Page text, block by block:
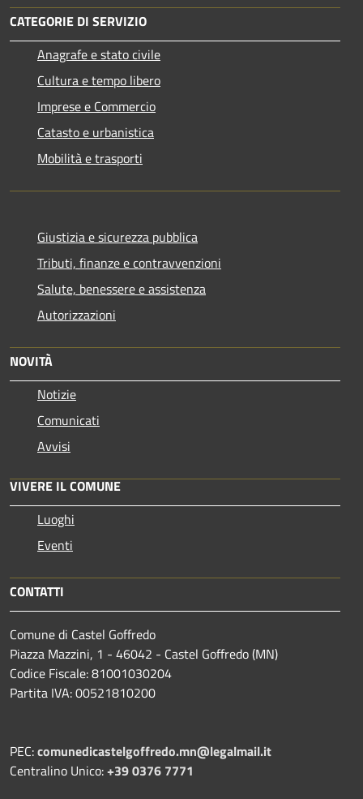
CATEGORIE DI SERVIZIO
Anagrafe e stato civile
Cultura e tempo libero
Imprese e Commercio
Catasto e urbanistica
Mobilità e trasporti
Giustizia e sicurezza pubblica
Tributi, finanze e contravvenzioni
Salute, benessere e assistenza
Autorizzazioni
NOVITÀ
Notizie
Comunicati
Avvisi
VIVERE IL COMUNE
Luoghi
Eventi
CONTATTI
Comune di Castel Goffredo
Piazza Mazzini, 1 - 46042 - Castel Goffredo (MN)
Codice Fiscale: 81001030204
Partita IVA: 00521810200
PEC:comunedicastelgoffredo.mn@legalmail.it
Centralino Unico:+39 0376 7771